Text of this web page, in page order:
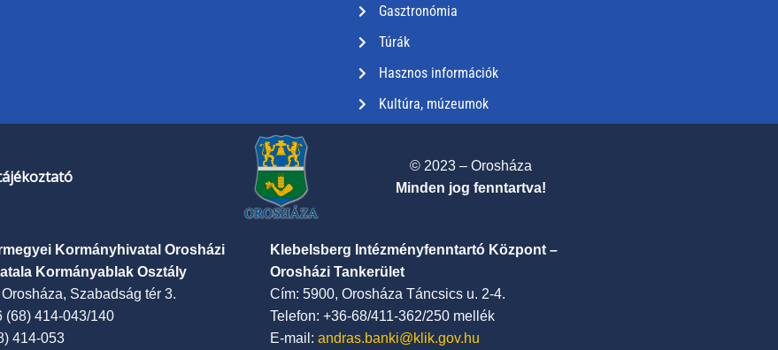
Gasztronómia
Túrák
Hasznos információk
Kultúra, múzeumok
© 2023 – Orosháza
Minden jog fenntartva!
Kormányhivatal Orosházi
Kormányablak Osztály
Szabadság tér 3.
(68) 414-043/140
414-053
Klebelsberg Intézményfenntartó Központ –
Orosházi Tankerület
Cím: 5900, Orosháza Táncsics u. 2-4.
Telefon: +36-68/411-362/250 mellék
E-mail: andras.banki@klik.gov.hu